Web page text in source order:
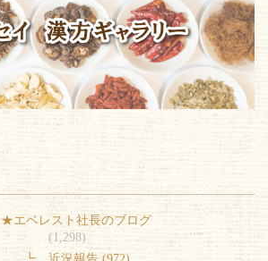
★エベレスト社長のブログ
(1,298)